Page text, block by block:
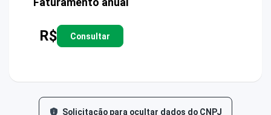
R$ Consultar
Solicitação para ocultar dados do CNPJ